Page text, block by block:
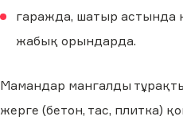
гаражда, шатыр астында
жабық орындарда.
Мамандар мангалды
жерге (бетон, тас, плитка)